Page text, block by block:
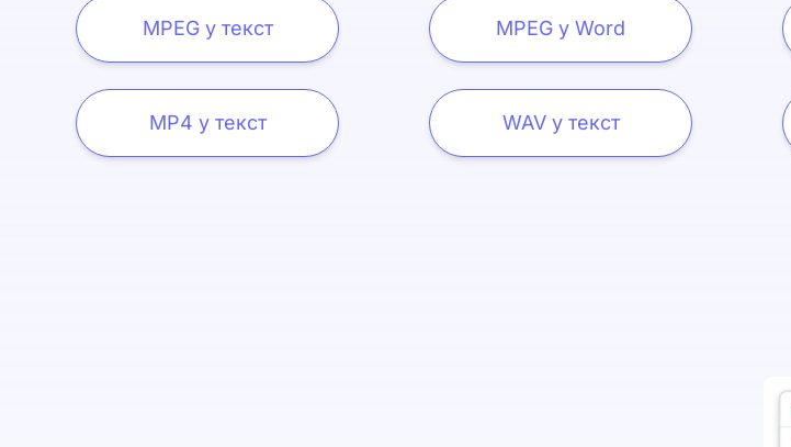
MPEG у текст MPEG у Word
MP4 у текст WAV у текст